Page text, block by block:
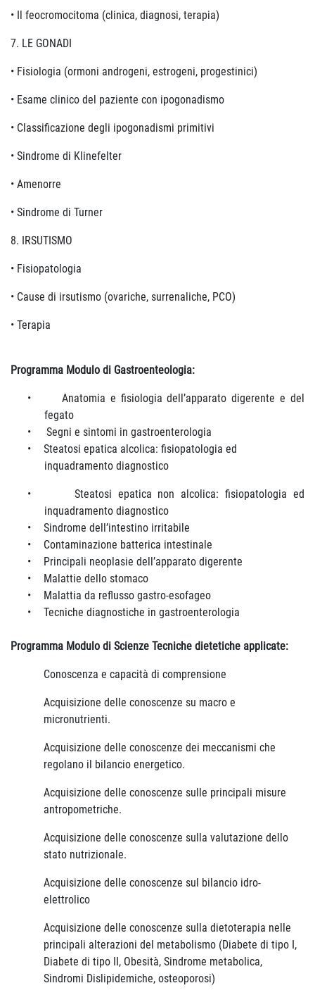
• Il feocromocitoma (clinica, diagnosi, terapia)
7. LE GONADI
• Fisiologia (ormoni androgeni, estrogeni, progestinici)
• Esame clinico del paziente con ipogonadismo
• Classificazione degli ipogonadismi primitivi
• Sindrome di Klinefelter
• Amenorre
• Sindrome di Turner
8. IRSUTISMO
• Fisiopatologia
• Cause di irsutismo (ovariche, surrenaliche, PCO)
• Terapia
Programma Modulo di Gastroenteologia:
•
Anatomia e fisiologia dell’apparato digerente e del
fegato
•
Segni e sintomi in gastroenterologia
•
Steatosi epatica alcolica: fisiopatologia ed
inquadramento diagnostico
•
Steatosi epatica non alcolica: fisiopatologia ed
inquadramento diagnostico
•
Sindrome dell’intestino irritabile
•
Contaminazione batterica intestinale
•
Principali neoplasie dell’apparato digerente
•
Malattie dello stomaco
•
Malattia da reflusso gastro-esofageo
•
Tecniche diagnostiche in gastroenterologia
Programma Modulo di Scienze Tecniche dietetiche applicate:
Conoscenza e capacità di comprensione
Acquisizione delle conoscenze su macro e
micronutrienti.
Acquisizione delle conoscenze dei meccanismi che
regolano il bilancio energetico.
Acquisizione delle conoscenze sulle principali misure
antropometriche.
Acquisizione delle conoscenze sulla valutazione dello
stato nutrizionale.
Acquisizione delle conoscenze sul bilancio idro-
elettrolico
Acquisizione delle conoscenze sulla dietoterapia nelle
principali alterazioni del metabolismo (Diabete di tipo I,
Diabete di tipo II, Obesità, Sindrome metabolica,
Sindromi Dislipidemiche, osteoporosi)